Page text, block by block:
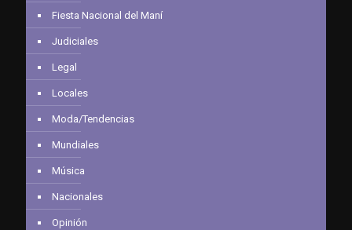
Fiesta Nacional del Maní
Judiciales
Legal
Locales
Moda/Tendencias
Mundiales
Música
Nacionales
Opinión